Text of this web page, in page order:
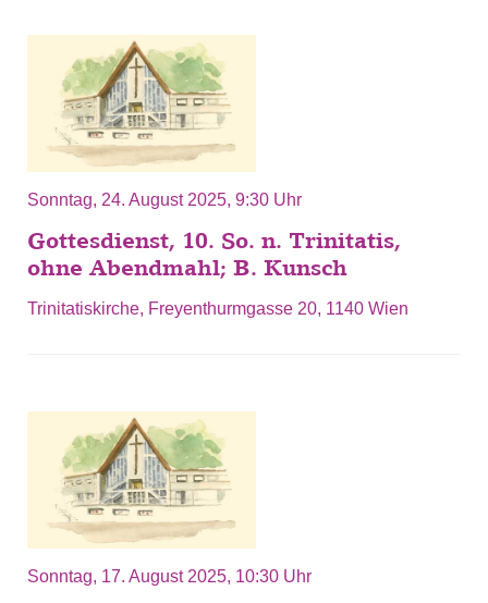
Sonntag, 24. August 2025, 9:30 Uhr
Gottesdienst, 10. So. n. Trinitatis,
ohne Abendmahl; B. Kunsch
Trinitatiskirche, Freyenthurmgasse 20, 1140 Wien
Sonntag, 17. August 2025, 10:30 Uhr